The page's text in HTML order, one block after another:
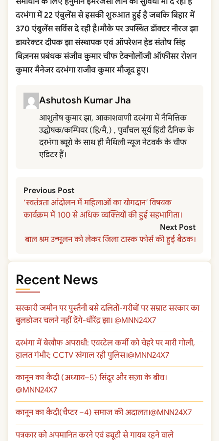
दरभंगा में 22 एंबुलेंस से इसकी शुरुआत हुई है जबकि बिहार में
370 एंबुलेंस सर्विस दे रही है।मौके पर उपस्थित डॉक्टर नीरज झा
डायरेक्टर दीपक झा संस्थापक एवं ऑपरेशन हेड संतोष सिंह
बिज़नस प्रबंधक संजीव कुमार चीफ टेक्नोलॉजी ऑफीसर रोशन
कुमार मैनेजर दरभंगा राजीव कुमार मौजूद हुए।
Ashutosh Kumar Jha
आशुतोष कुमार झा, आकाशवाणी दरभंगा में नैमित्तिक
उद्घोषक/कम्पियर (हि/मै,) , पुर्वांचल सूर्य हिंदी दैनिक के
दरभंगा ब्यूरो के साथ ही मैथिली न्यूज नेटवर्क के चीफ
एडिटर हैं।
Previous Post
‘स्वतंत्रता आंदोलन में महिलाओं का योगदान’ विषयक
कार्यक्रम में 100 से अधिक व्यक्तियों की हुई सहभागिता।
Next Post
बाल श्रम उन्मूलन को लेकर जिला टास्क फोर्स की हुई बैठक।
Recent News
सरकारी जमीन पर पुस्तैनी बसे दलितों-गरीबों पर सम्राट सरकार का
बुलडोजर चलने नहीं देंगे-धीरेंद्र झा। @MNN24X7
दरभंगा में बेखौफ अपराधी: एयरटेल कर्मी को चेहरे पर मारी गोली,
हालत गंभीर; CCTV खंगाल रही पुलिस।@MNN24X7
कानून का कैदी (अध्याय–5) सिंदूर और सज़ा के बीच।
@MNN24X7
कानून का कैदी(चैप्टर –4) समाज की अदालत।@MNN24X7
पत्रकार को अपमानित करने एवं ड्यूटी से गायब रहने वाले